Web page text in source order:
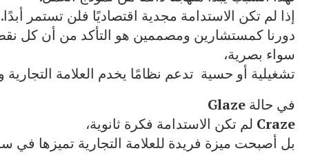
إذا لم تكن الاستدامة مجدية اقتصاديًا فلن تستمر أبدًا.
دورنا كمستشارين ومصممين هو التأكد من أن كل
سواء بصرية،
تشغيلية أو حسية تدعم نظامًا يخدم العلامة التجارية
في حالة Glaze
Craze لم تكن الاستدامة فكرة ثانوية،
بل أصبحت ميزة فريدة للعلامة التجارية تميزها